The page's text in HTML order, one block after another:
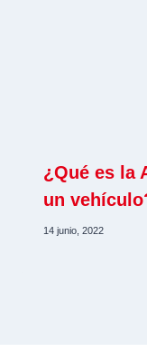
¿Qué es la
un
14 junio, 2022